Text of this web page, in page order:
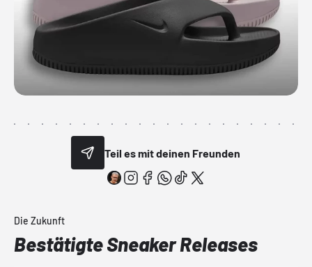
Teil es mit deinen Freunden
Die Zukunft
Bestätigte Sneaker Releases